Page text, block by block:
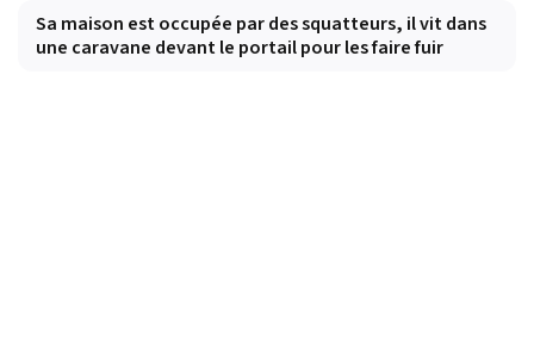
Sa maison est occupée par des squatteurs, il vit dans
une caravane devant le portail pour les faire fuir